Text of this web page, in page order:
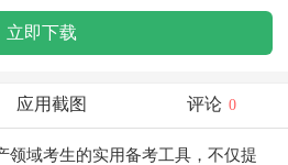
立即下载
应用截图 评论 0
领域考生的实用备考工具，不仅提